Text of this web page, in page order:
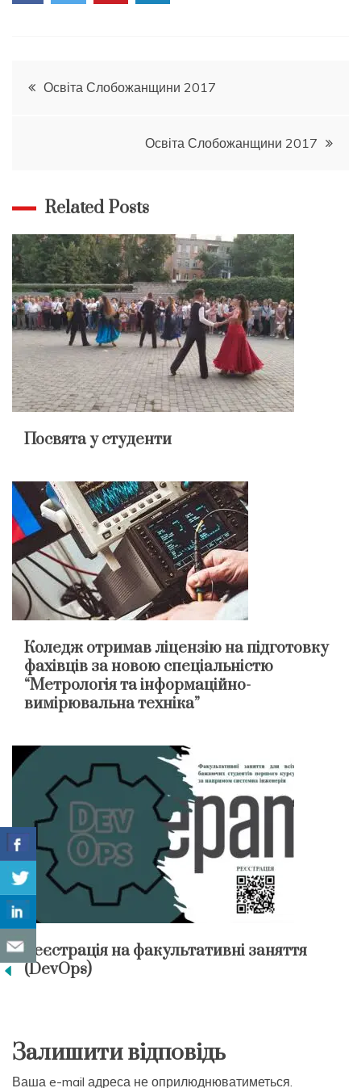
Навігація
Освіта Слобожанщини 2017
Освіта Слобожанщини 2017
Related Posts
Посвята у студенти
Коледж отримав ліцензію на підготовку
фахівців за новою спеціальністю
“Метрологія та інформаційно-
вимірювальна техніка”
Реєстрація на факультативні заняття
(DevOps)
Залишити відповідь
Ваша e-mail адреса не оприлюднюватиметься.